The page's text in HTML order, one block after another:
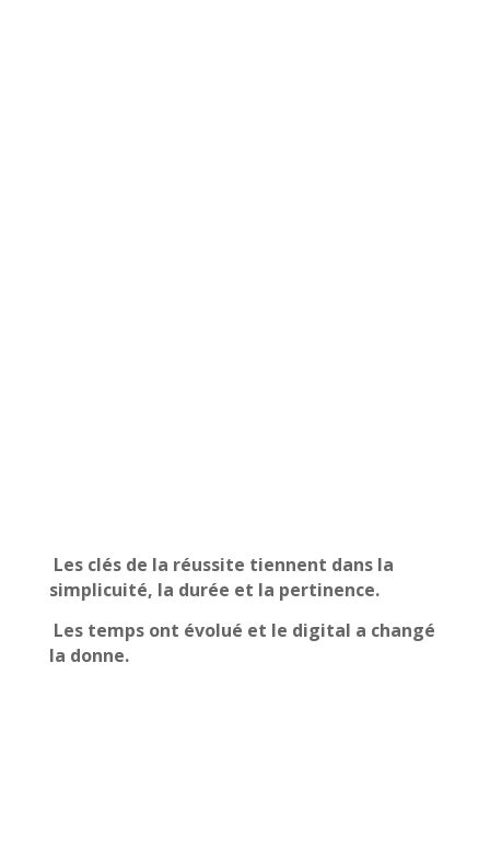
Les clés de la réussite tiennent dans la
simplicuité, la durée et la pertinence.
Les temps ont évolué et le digital a changé
la donne.